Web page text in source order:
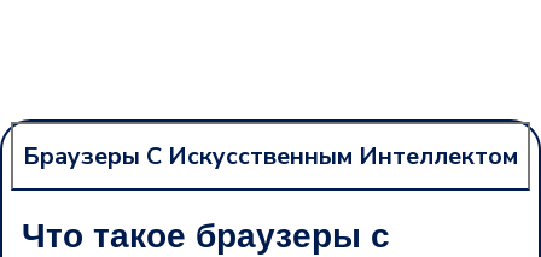
Браузеры С Искусственным Интеллектом
Что такое браузеры с